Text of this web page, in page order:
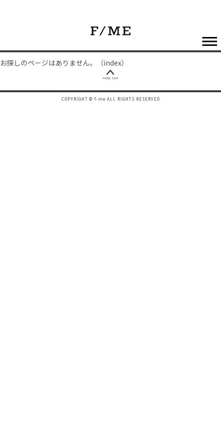
お探しのページはありません。（index）
COPYRIGHT © f-me ALL RIGHTS RESERVED